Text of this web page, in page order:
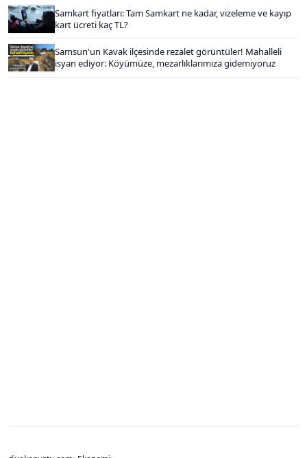
Samkart fiyatları: Tam Samkart ne kadar, vizeleme ve kayıp
kart ücreti kaç TL?
Samsun'un Kavak ilçesinde rezalet görüntüler! Mahalleli
isyan ediyor: Köyümüze, mezarlıklarımıza gidemiyoruz